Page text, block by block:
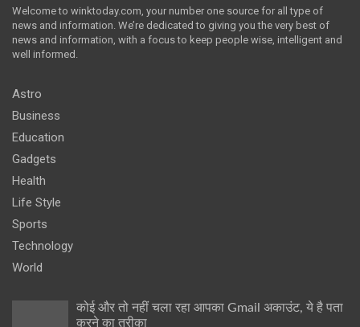
Welcome to winktoday.com, your number one source for all type of
news and information. We’re dedicated to giving you the very best of
news and information, with a focus to keep people wise, intelligent and
well informed.
Astro
Business
Education
Gadgets
Health
Life Style
Sports
Technology
World
कोई और तो नहीं चला रहा आपका Gmail अकाउंट, ये है पता
करने का तरीका